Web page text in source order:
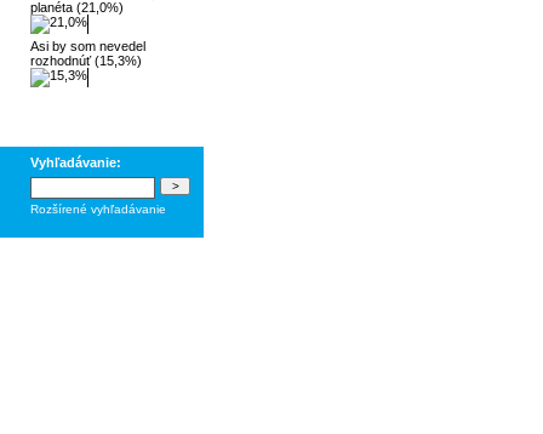
planéta (21,0%)
Asi by som nevedel
rozhodnúť (15,3%)
Vyhľadávanie:
Rozšírené vyhľadávanie